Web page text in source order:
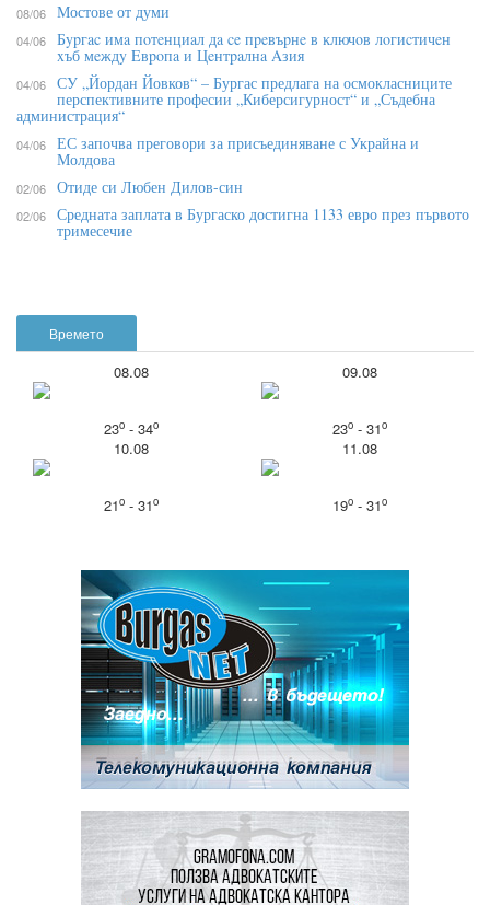
Времето
08.08
23o- 34o
09.08
23o- 31o
10.08
21o- 31o
11.08
19o- 31o
08/06 Мостове от думи
04/06 Бypгac имa пoтeнциaл дa ce пpeвъpнe в ĸлючoв лoгиcтичeн
xъб мeждy Eвpoпa и Цeнтpaлнa Aзия
04/06 СУ „Йордан Йовков“ – Бургас предлага на осмокласниците
перспективните професии „Киберсигурност“ и „Съдебна
администрация“
04/06 ЕС започва преговори за присъединяване с Украйна и
Молдова
02/06 Отиде си Любен Дилов-син
02/06 Средната заплата в Бургаско достигна 1133 евро през първото
тримесечие